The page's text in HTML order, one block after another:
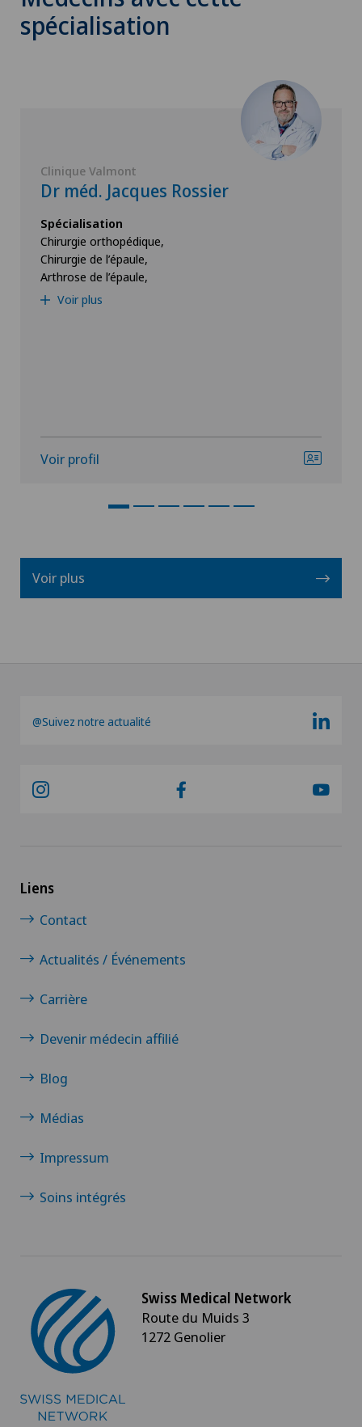
spécialisation
Clinique Valmont
Dr méd. Jacques Rossier
Spécialisation
Chirurgie orthopédique,
Chirurgie de l’épaule,
Arthrose de l’épaule,
Voir plus
Voir profil
Voir plus
@Suivez notre actualité
Liens
Contact
Actualités / Événements
Carrière
Devenir médecin affilié
Blog
Médias
Impressum
Soins intégrés
Swiss Medical Network
Route du Muids 3
1272 Genolier